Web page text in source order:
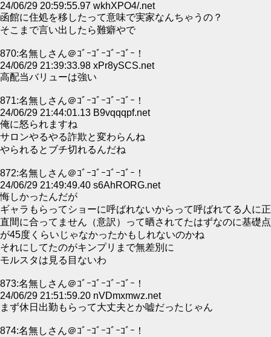
24/06/29 20:59:55.97 wkhXPO4/.net
函館に住処を移したって意味で実家なんちゃうの？
そこまで言い出したら難癖やで
870:名無しさん＠ｺﾞｰｺﾞｰｺﾞｰｺﾞｰ！
24/06/29 21:39:33.98 xPr8ySCS.net
高配当バリューは強い
871:名無しさん＠ｺﾞｰｺﾞｰｺﾞｰｺﾞｰ！
24/06/29 21:44:01.13 B9vqqqpf.net
俺に怒られますね
サロンやるやる詐欺と変わらんね
やられるとブチ切れるんだね
872:名無しさん＠ｺﾞｰｺﾞｰｺﾞｰｺﾞｰ！
24/06/29 21:49:49.40 s6AhRORG.net
悔しかったんだが
ギャラもらってショーに呼ばれないからって呼ばれてる人に正
直間に合ってません（意訳）って晒されてたはずなのに基礎点
が45度くらいじゃなかったかもしれないのかね
それにしてたのがキンプリまで無差別に
モルスタは見る目ないわ
873:名無しさん＠ｺﾞｰｺﾞｰｺﾞｰｺﾞｰ！
24/06/29 21:51:59.20 nVDmxmwz.net
まず休日出勤もらって大丈夫とか嘘だったじゃん
874:名無しさん＠ｺﾞｰｺﾞｰｺﾞｰｺﾞｰ！